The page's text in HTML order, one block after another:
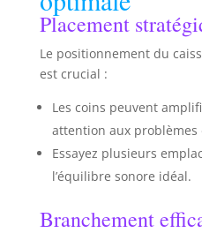
Placement
Le positionnement du
est crucial :
Les coins peuvent
attention aux problèmes
Essayez plusieurs
l’équilibre sonore idéal.
Branchement